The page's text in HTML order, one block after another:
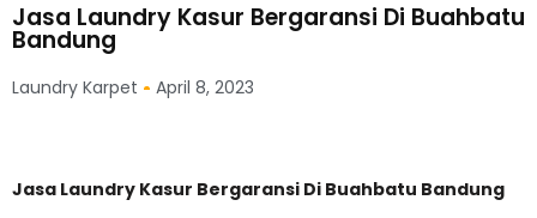
Jasa Laundry Kasur Bergaransi Di Buahbatu
Bandung
Laundry Karpet April 8, 2023
Jasa Laundry Kasur Bergaransi Di Buahbatu Bandung